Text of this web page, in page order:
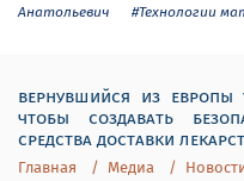
Анатольевич
#Технологии
вернувшийся из
чтобы создавать
средства доставки
Главная Медиа